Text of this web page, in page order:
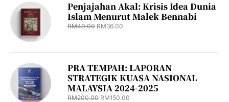
Penjajahan Akal: Krisis Idea Dunia
Islam Menurut Malek Bennabi
RM40.00 RM36.00
PRA TEMPAH: LAPORAN
STRATEGIK KUASA NASIONAL
MALAYSIA 2024-2025
RM200.00 RM150.00